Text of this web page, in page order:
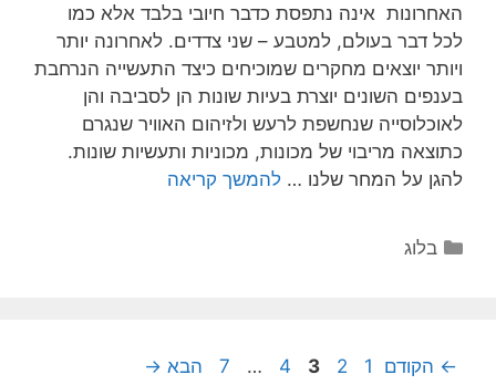
האחרונות אינה נתפסת כדבר חיובי בלבד אלא כמו
לכל דבר בעולם, למטבע – שני צדדים. לאחרונה יותר
ויותר יוצאים מחקרים שמוכיחים כיצד התעשייה הנרחבת
בענפים השונים יוצרת בעיות שונות הן לסביבה והן
לאוכלוסייה שנחשפת לרעש ולזיהום האוויר שנגרם
כתוצאה מריבוי של מכונות, מכוניות ותעשיות שונות.
להגן על המחר שלנו …להמשך קריאה
בלוג
הקודם 1 הבא→